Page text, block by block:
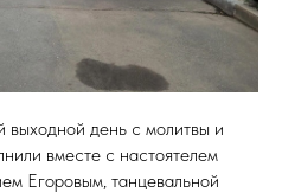
день с молитвы и
вместе с настоятелем
Егоровым, танцевальной